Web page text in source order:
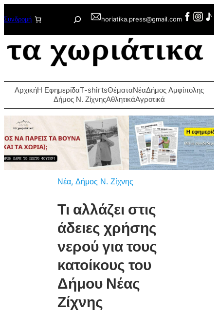
στο
περιεχόμενο
Συνδρομή Αναζήτησηhoriatika.press@gmail.com
ΑρχικήΗ ΕφημερίδαT-shirtsΘέματαΝέαΔήμος Αμφίπολης
Δήμος Ν. ΖίχνηςΑθλητικάΑγροτικά
Νέα, Δήμος Ν. Ζίχνης
Τι αλλάζει στις
άδειες χρήσης
νερού για τους
κατοίκους του
Δήμου Νέας
Ζίχνης